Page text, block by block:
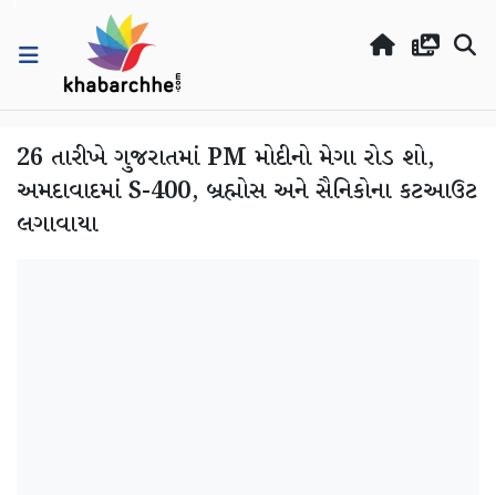
26 તારીખે ગુજરાતમાં PM મોદીનો મેગા રોડ શો,
અમદાવાદમાં S-400, બ્રહ્મોસ અને સૈનિકોના કટઆઉટ
લગાવાયા